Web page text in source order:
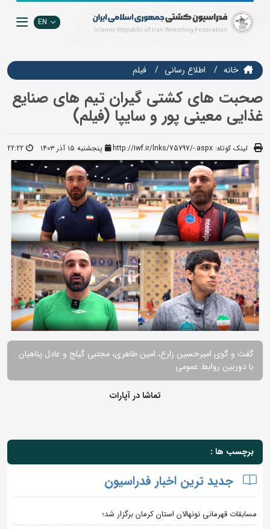
EN
خانه اطلاع رسانی فيلم
صحبت های کشتی گیران تیم های صنایع
غذایی معینی پور و سایپا (فیلم)
لینک کوتاه: http://iwf.ir/lnks/75797/-.aspx پنجشنبه ۱۵ آذر ۱۴۰۳ 22:22
گفت و گوی امیرحسین زارع، امین طاهری، مجتبی گیلج و عادل پناهیان
با دوربین روابط عمومی
تماشا در آپارات
برچسب ها :
جدید ترین اخبار فدراسیون
مسابقات قهرمانی نونهالان استان کرمان برگزار شد؛